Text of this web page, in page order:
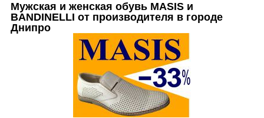
Мужская и женская обувь MASIS и
BANDINELLI от производителя в городе
Днипро